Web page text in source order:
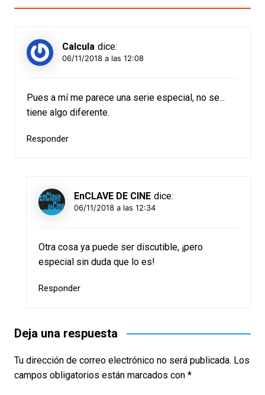
Calcula dice:
06/11/2018 a las 12:08
Pues a mí me parece una serie especial, no se...
tiene algo diferente.
Responder
EnCLAVE DE CINE dice:
06/11/2018 a las 12:34
Otra cosa ya puede ser discutible, ¡pero
especial sin duda que lo es!
Responder
Deja una respuesta
Tu dirección de correo electrónico no será publicada. Los
campos obligatorios están marcados con *